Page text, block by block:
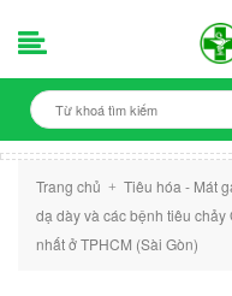
Trang chủ + Tiêu hóa - Mát
dạ dày và các bệnh tiêu
nhất ở TPHCM (Sài Gòn)